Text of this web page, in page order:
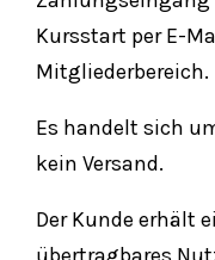
Kursstart per E-
Mitgliederbereich.
Es handelt sich
kein Versand.
Der Kunde erhält